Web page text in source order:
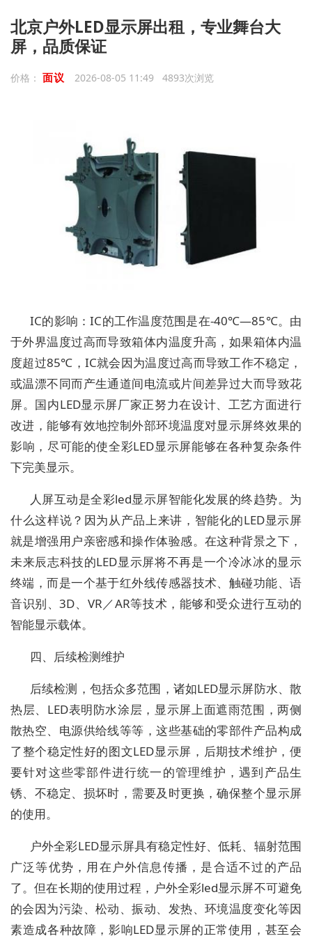
北京户外LED显示屏出租，专业舞台大
屏，品质保证
价格： 面议 2026-08-05 11:49 4893次浏览
IC的影响：IC的工作温度范围是在-40℃—85℃。由
于外界温度过高而导致箱体内温度升高，如果箱体内温
度超过85℃，IC就会因为温度过高而导致工作不稳定，
或温漂不同而产生通道间电流或片间差异过大而导致花
屏。国内LED显示屏厂家正努力在设计、工艺方面进行
改进，能够有效地控制外部环境温度对显示屏终效果的
影响，尽可能的使全彩LED显示屏能够在各种复杂条件
下完美显示。
人屏互动是全彩led显示屏智能化发展的终趋势。为
什么这样说？因为从产品上来讲，智能化的LED显示屏
就是增强用户亲密感和操作体验感。在这种背景之下，
未来辰志科技的LED显示屏将不再是一个冷冰冰的显示
终端，而是一个基于红外线传感器技术、触碰功能、语
音识别、3D、VR／AR等技术，能够和受众进行互动的
智能显示载体。
四、后续检测维护
后续检测，包括众多范围，诸如LED显示屏防水、散
热层、LED表明防水涂层，显示屏上面遮雨范围，两侧
散热空、电源供给线等等，这些基础的零部件产品构成
了整个稳定性好的图文LED显示屏，后期技术维护，便
要针对这些零部件进行统一的管理维护，遇到产品生
锈、不稳定、损坏时，需要及时更换，确保整个显示屏
的使用。
户外全彩LED显示屏具有稳定性好、低耗、辐射范围
广泛等优势，用在户外信息传播，是合适不过的产品
了。但在长期的使用过程，户外全彩led显示屏不可避免
的会因为污染、松动、振动、发热、环境温度变化等因
素造成各种故障，影响LED显示屏的正常使用，甚至会